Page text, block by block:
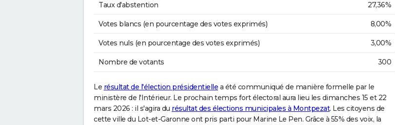
Taux d'abstention 27,36%
Votes blancs (en pourcentage des votes exprimés) 8,00%
Votes nuls (en pourcentage des votes exprimés) 3,00%
Nombre de votants 300
Le résultat de l'élection présidentielle a été communiqué de manière formelle par le
ministère de l'Intérieur. Le prochain temps fort électoral aura lieu les dimanches 15 et 22
mars 2026 : il s'agira du résultat des élections municipales à Montpezat. Les citoyens de
cette ville du Lot-et-Garonne ont pris parti pour Marine Le Pen. Grâce à 55% des voix, la